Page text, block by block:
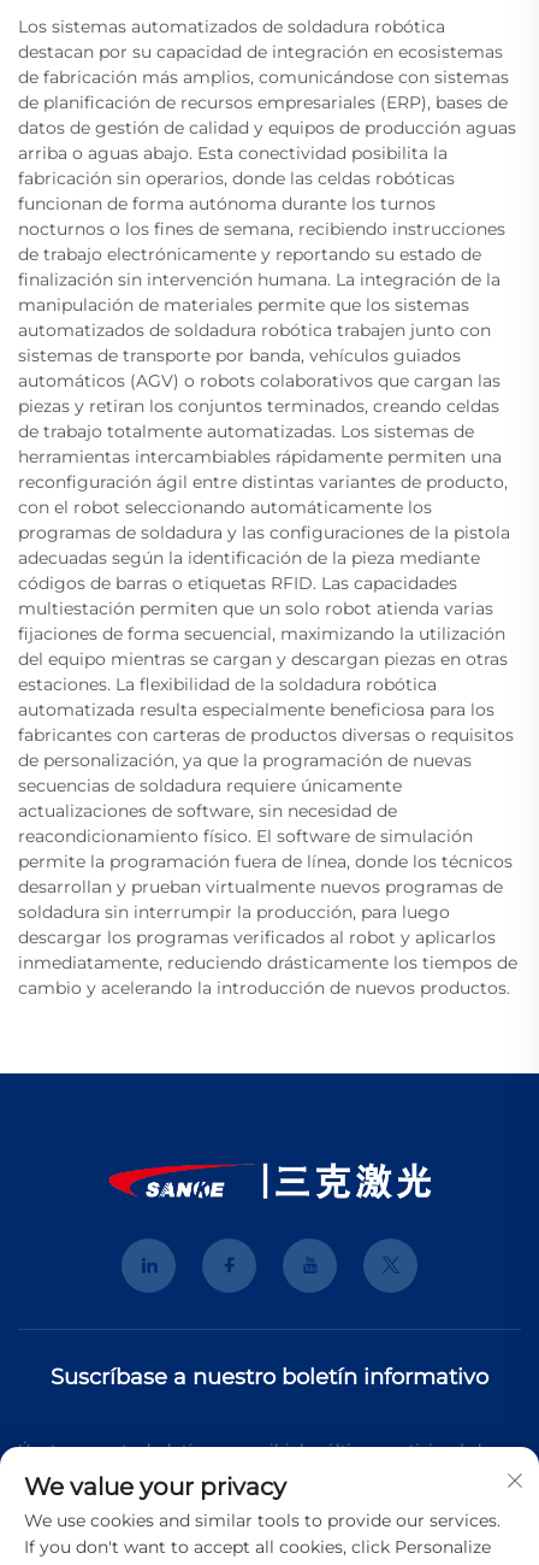
Los sistemas automatizados de soldadura robótica
destacan por su capacidad de integración en ecosistemas
de fabricación más amplios, comunicándose con sistemas
de planificación de recursos empresariales (ERP), bases de
datos de gestión de calidad y equipos de producción aguas
arriba o aguas abajo. Esta conectividad posibilita la
fabricación sin operarios, donde las celdas robóticas
funcionan de forma autónoma durante los turnos
nocturnos o los fines de semana, recibiendo instrucciones
de trabajo electrónicamente y reportando su estado de
finalización sin intervención humana. La integración de la
manipulación de materiales permite que los sistemas
automatizados de soldadura robótica trabajen junto con
sistemas de transporte por banda, vehículos guiados
automáticos (AGV) o robots colaborativos que cargan las
piezas y retiran los conjuntos terminados, creando celdas
de trabajo totalmente automatizadas. Los sistemas de
herramientas intercambiables rápidamente permiten una
reconfiguración ágil entre distintas variantes de producto,
con el robot seleccionando automáticamente los
programas de soldadura y las configuraciones de la pistola
adecuadas según la identificación de la pieza mediante
códigos de barras o etiquetas RFID. Las capacidades
multiestación permiten que un solo robot atienda varias
fijaciones de forma secuencial, maximizando la utilización
del equipo mientras se cargan y descargan piezas en otras
estaciones. La flexibilidad de la soldadura robótica
automatizada resulta especialmente beneficiosa para los
fabricantes con carteras de productos diversas o requisitos
de personalización, ya que la programación de nuevas
secuencias de soldadura requiere únicamente
actualizaciones de software, sin necesidad de
reacondicionamiento físico. El software de simulación
permite la programación fuera de línea, donde los técnicos
desarrollan y prueban virtualmente nuevos programas de
soldadura sin interrumpir la producción, para luego
descargar los programas verificados al robot y aplicarlos
inmediatamente, reduciendo drásticamente los tiempos de
cambio y acelerando la introducción de nuevos productos.
Suscríbase a nuestro boletín informativo
Únete a nuestro boletín para recibir las últimas noticias de la
industria, actualizaciones y perspectivas de nuestro equipo.
We value your privacy
We use cookies and similar tools to provide our services.
If you don't want to accept all cookies, click Personalize